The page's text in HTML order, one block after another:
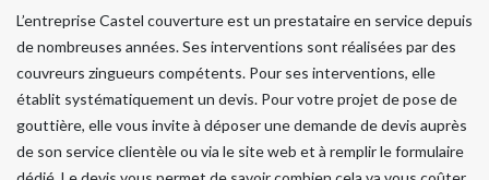
L’entreprise Castel couverture est un prestataire en service depuis
de nombreuses années. Ses interventions sont réalisées par des
couvreurs zingueurs compétents. Pour ses interventions, elle
établit systématiquement un devis. Pour votre projet de pose de
gouttière, elle vous invite à déposer une demande de devis auprès
de son service clientèle ou via le site web et à remplir le formulaire